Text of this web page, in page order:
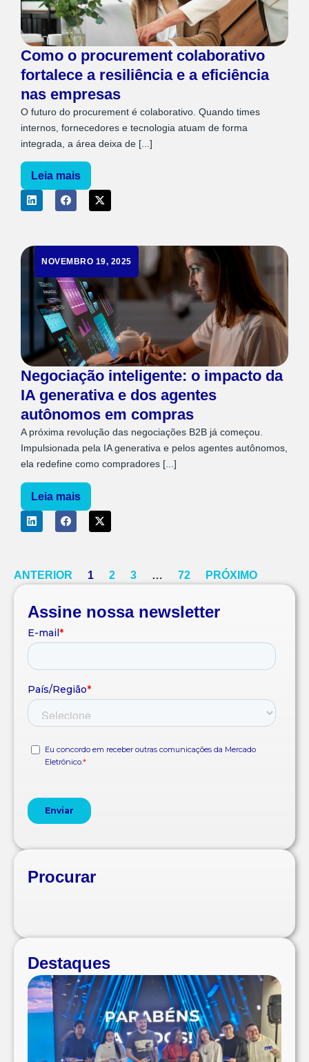
Como o procurement colaborativo
fortalece a resiliência e a eficiência
nas empresas
O futuro do procurement é colaborativo. Quando times
internos, fornecedores e tecnologia atuam de forma
integrada, a área deixa de [...]
Leia mais
NOVEMBRO 19, 2025
Negociação inteligente: o impacto da
IA generativa e dos agentes
autônomos em compras
A próxima revolução das negociações B2B já começou.
Impulsionada pela IA generativa e pelos agentes autônomos,
ela redefine como compradores [...]
Leia mais
ANTERIOR 1 2 3 … 72 PRÓXIMO
Assine nossa newsletter
Procurar
Destaques